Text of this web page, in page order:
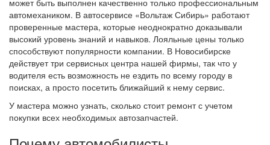
может быть выполнен качественно только профессиональным
автомехаником. В автосервисе «Вольтаж Сибирь» работают
проверенные мастера, которые неоднократно доказывали
высокий уровень знаний и навыков. Лояльные цены только
способствуют популярности компании. В Новосибирске
действует три сервисных центра нашей фирмы, так что у
водителя есть возможность не ездить по всему городу в
поисках, а просто посетить ближайший к нему сервис.
У мастера можно узнать, сколько стоит ремонт с учетом
покупки всех необходимых автозапчастей.